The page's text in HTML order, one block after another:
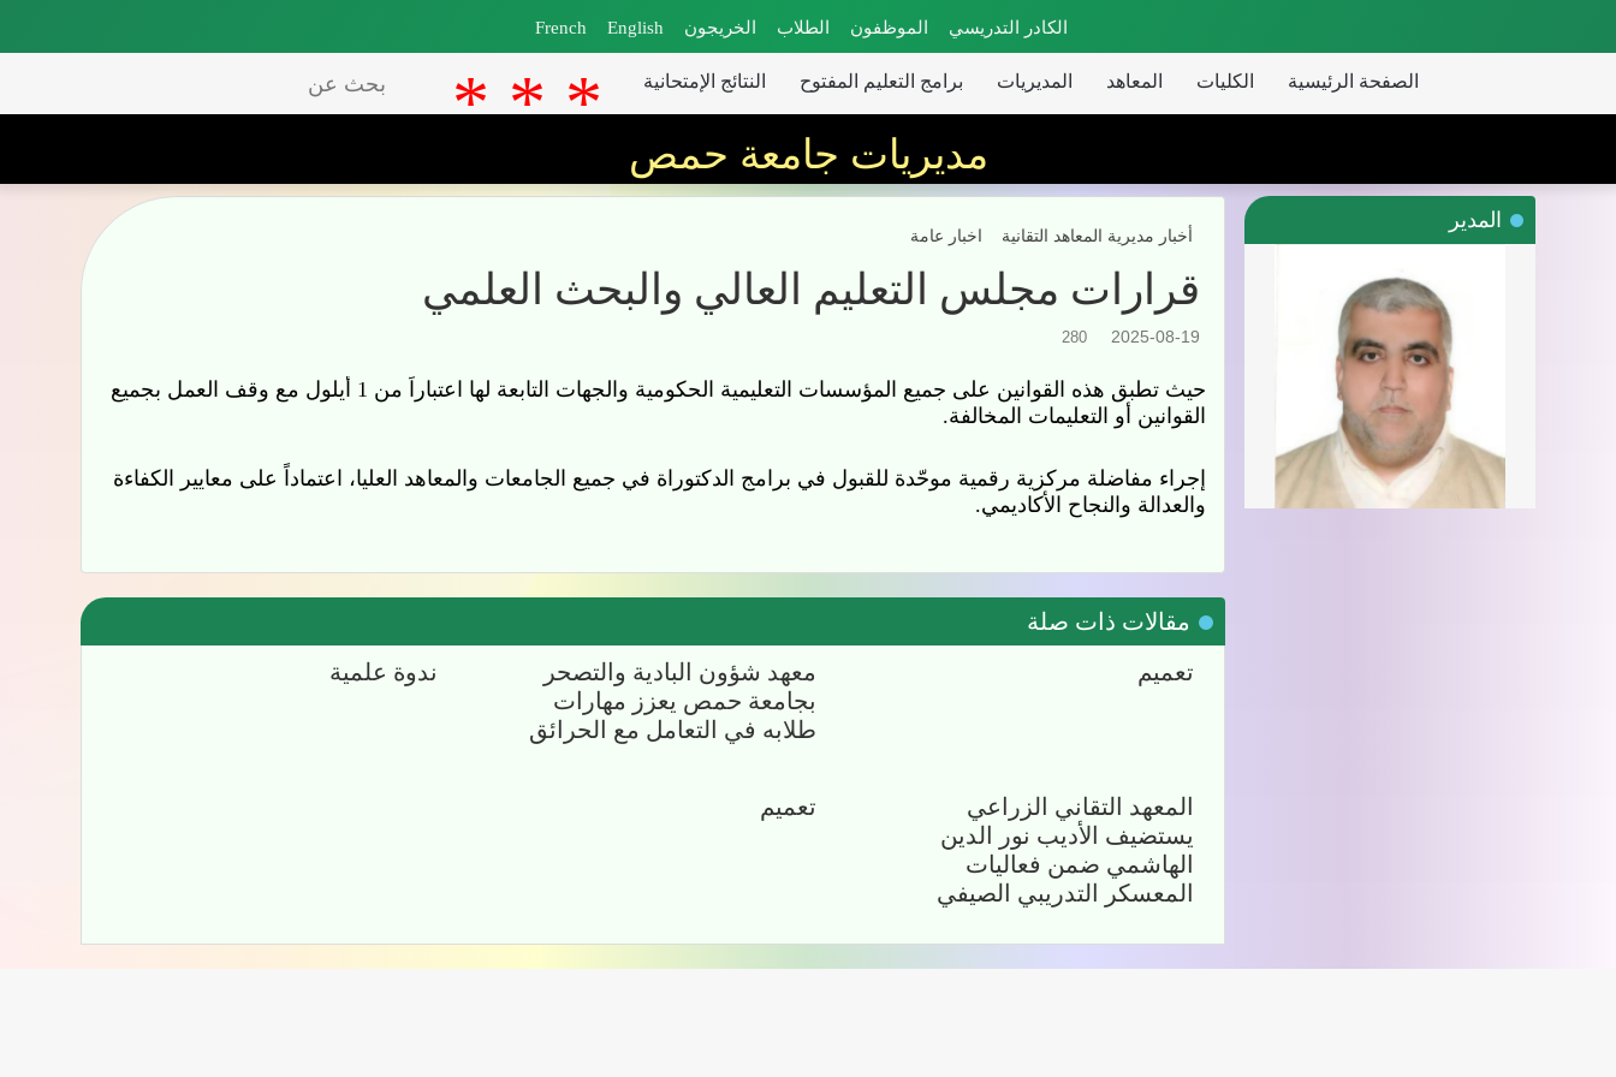
الكادر التدريسي الموظفون الطلاب الخريجون French English
الصفحة الرئيسية الكليات المعاهد المديريات برامج التعليم المفتوح النتائج الإمتحانية بحث
مديريات جامعة حمص
أخبار مديرية المعاهد التقانية اخبار عامة
قرارات مجلس التعليم العالي والبحث العلمي
2025-08-19
280
حيث تطبق هذه القوانين على جميع المؤسسات التعليمية الحكومية والجهات التابعة لها اعتباراً من 1 أيلول مع وقف العمل بجميع القوانين أو
التعليمات المخالفة.
إجراء مفاضلة مركزية رقمية موحّدة للقبول في برامج الدكتوراة في جميع الجامعات والمعاهد العليا، اعتماداً على معايير الكفاءة والعدالة والنجاح
مقالات ذات صلة
معهد شؤون البادية والتصحر بجامعة
حمص يعزز مهارات طلابه في التعامل
المعهد التقاني الزراعي يستضيف
الأديب نور الدين الهاشمي ضمن
فعاليات المعسكر التدريبي الصيفي
المدير